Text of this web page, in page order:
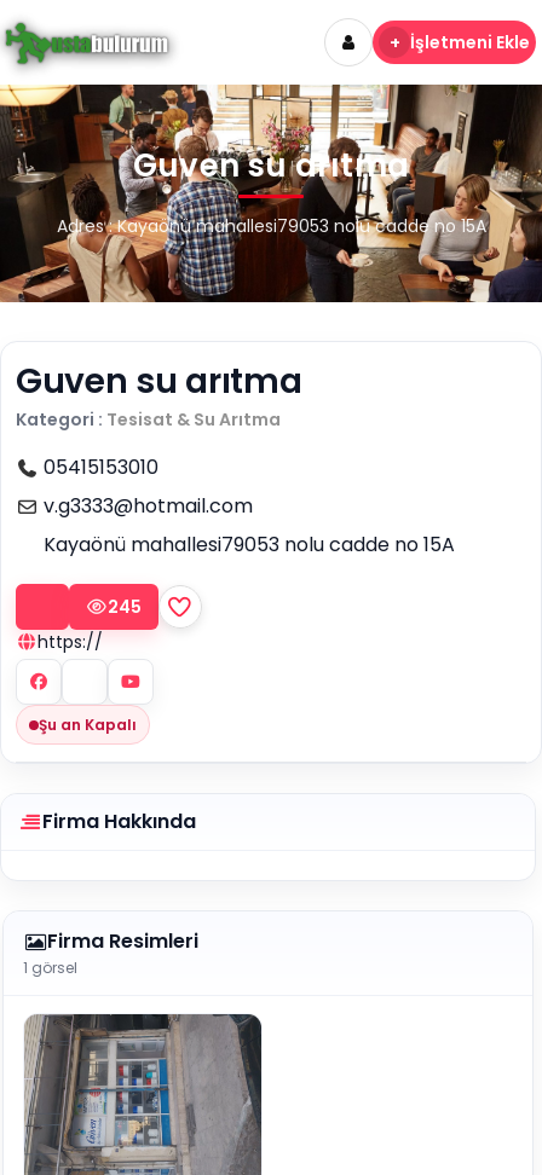
+ İşletmeni Ekle
Guven su arıtma
Adres : Kayaönü mahallesi79053 nolu cadde no 15A
Guven su arıtma
Kategori : Tesisat & Su Arıtma
05415153010
v.g3333@hotmail.com
Kayaönü mahallesi79053 nolu cadde no 15A
245
https://
Şu an Kapalı
Firma Hakkında
Firma Resimleri
1 görsel